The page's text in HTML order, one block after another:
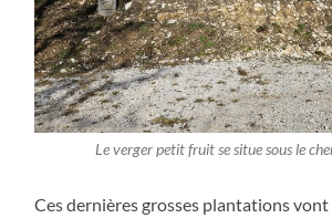
Le verger petit fruit se situe sous le
Ces dernières grosses plantations